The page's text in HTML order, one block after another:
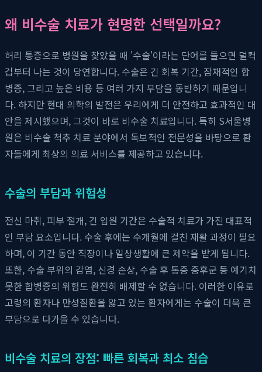
왜 비수술 치료가 현명한 선택일까요?
허리 통증으로 병원을 찾았을 때 '수술'이라는 단어를 들으면 덜컥
겁부터 나는 것이 당연합니다. 수술은 긴 회복 기간, 잠재적인 합
병증, 그리고 높은 비용 등 여러 가지 부담을 동반하기 때문입니
다. 하지만 현대 의학의 발전은 우리에게 더 안전하고 효과적인 대
안을 제시했으며, 그것이 바로 비수술 치료입니다. 특히 S서울병
원은 비수술 척추 치료 분야에서 독보적인 전문성을 바탕으로 환
자들에게 최상의 의료 서비스를 제공하고 있습니다.
수술의 부담과 위험성
전신 마취, 피부 절개, 긴 입원 기간은 수술적 치료가 가진 대표적
인 부담 요소입니다. 수술 후에는 수개월에 걸친 재활 과정이 필요
하며, 이 기간 동안 직장이나 일상생활에 큰 제약을 받게 됩니다.
또한, 수술 부위의 감염, 신경 손상, 수술 후 통증 증후군 등 예기치
못한 합병증의 위험도 완전히 배제할 수 없습니다. 이러한 이유로
고령의 환자나 만성질환을 앓고 있는 환자에게는 수술이 더욱 큰
부담으로 다가올 수 있습니다.
비수술 치료의 장점: 빠른 회복과 최소 침습